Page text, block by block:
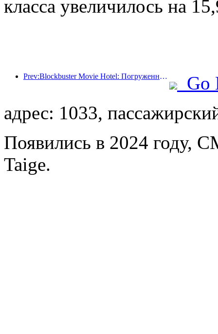
класса увеличилось на
Prev:Blockbuster Movie Hotel: Погруженный в путешествие света и тени, Blockbuster Movie Hotel определяет новый опыт путешествий
Go
адрес: 1033,
Появились в 2024 году,
Taige.